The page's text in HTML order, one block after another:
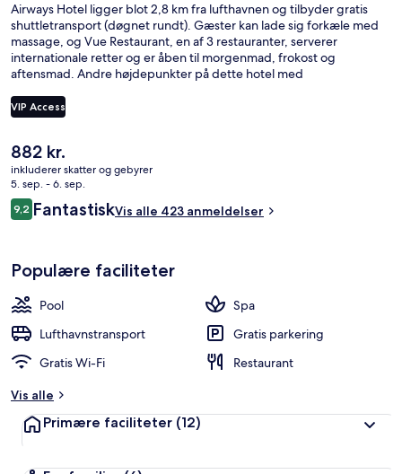
Airways Hotel ligger blot 2,8 km fra lufthavnen og tilbyder gratis
shuttletransport (døgnet rundt). Gæster kan lade sig forkæle med
massage, og Vue Restaurant, en af 3 restauranter, serverer
internationale retter og er åben til morgenmad, frokost og
aftensmad. Andre højdepunkter på dette hotel med
udendørs pool. Rejsende er vilde med stedets hjælpsomme
personale.
VIP Access
Den
nuværende
pris
er
882 kr.
882 kr.
inkluderer skatter og gebyrer
5. sep. - 6. sep.
Anmeldelser
9,29,2 ud af 10.
FantastiskVis alle 423 anmeldelser
Populære faciliteter
Pool
Spa
Lufthavnstransport
Gratis parkering
Gratis Wi-Fi
Restaurant
Vis alle
Primære faciliteter (12)